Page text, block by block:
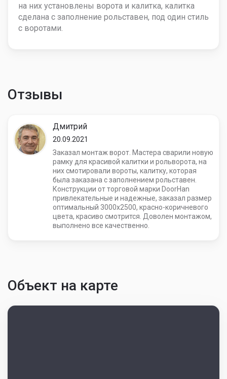
на них установлены ворота и калитка, калитка
сделана с заполнение рольставен, под один стиль
с воротами.
Отзывы
Дмитрий
20.09.2021
Заказал монтаж ворот. Мастера сварили новую
рамку для красивой калитки и рольворота, на
них смотировали вороты, калитку, которая
была заказана с заполнением рольставен.
Конструкции от торговой марки DoorHan
привлекательные и надежные, заказал размер
оптимальный 3000х2500, красно-коричневого
цвета, красиво смотрится. Доволен монтажом,
выполнено все качественно.
Объект на карте